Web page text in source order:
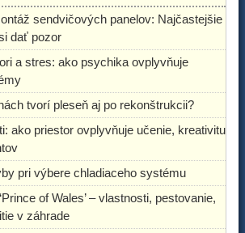
sendvičových panelov: Najčastejšie
dať pozor
a stres: ako psychika ovplyvňuje
tvorí pleseň aj po rekonštrukcii?
ako priestor ovplyvňuje učenie, kreativitu
pri výbere chladiaceho systému
of Wales’ – vlastnosti, pestovanie,
v záhrade